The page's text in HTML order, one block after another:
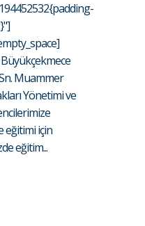
Muammer
Yönetimi ve
eğitimi için
eğitim...